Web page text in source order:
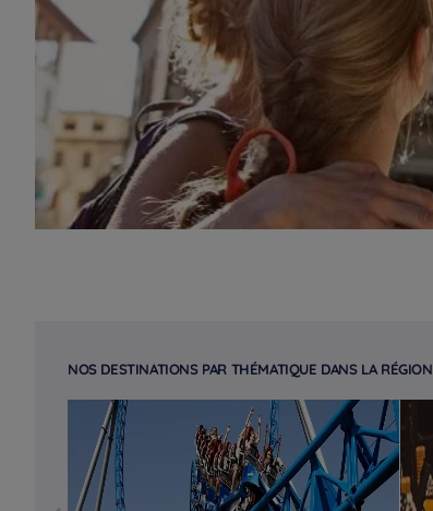
NOS DESTINATIONS PAR THÉMATIQUE DANS LA RÉGION